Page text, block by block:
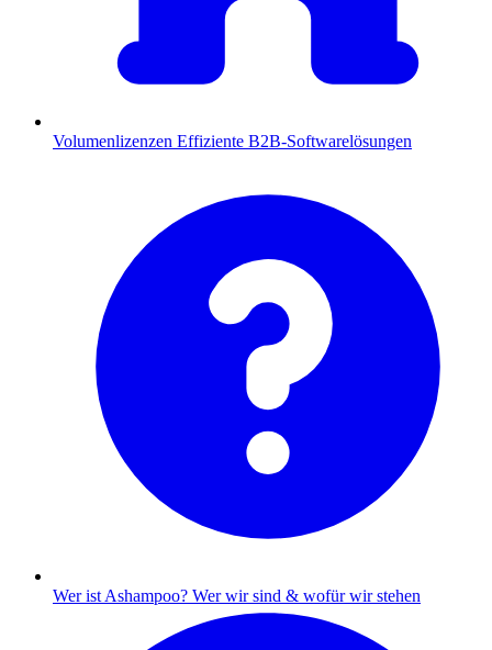
Volumenlizenzen Effiziente B2B-Softwarelösungen
Wer ist Ashampoo? Wer wir sind & wofür wir stehen